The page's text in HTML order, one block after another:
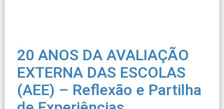
20 ANOS DA AVALIAÇÃO
EXTERNA DAS ESCOLAS
(AEE) – Reflexão e Partilha